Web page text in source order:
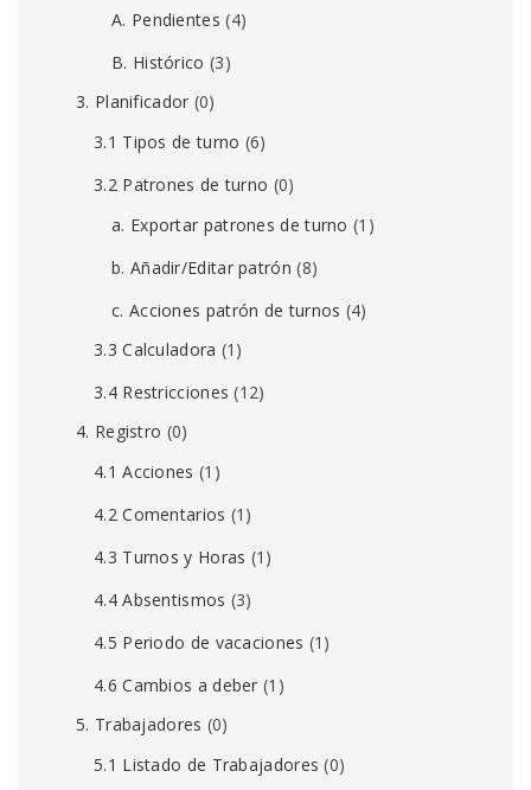
A. Pendientes (4)
B. Histórico (3)
3. Planificador (0)
3.1 Tipos de turno (6)
3.2 Patrones de turno (0)
a. Exportar patrones de turno (1)
b. Añadir/Editar patrón (8)
c. Acciones patrón de turnos (4)
3.3 Calculadora (1)
3.4 Restricciones (12)
4. Registro (0)
4.1 Acciones (1)
4.2 Comentarios (1)
4.3 Turnos y Horas (1)
4.4 Absentismos (3)
4.5 Periodo de vacaciones (1)
4.6 Cambios a deber (1)
5. Trabajadores (0)
5.1 Listado de Trabajadores (0)